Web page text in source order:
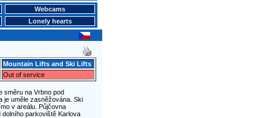
Webcams
Lonely hearts
Mountain Lifts and Ski Lifts
Out of service
směru na Vrbno pod
je uměle zasněžována. Ski
v areálu. Půjčovna
parkoviště Karlova